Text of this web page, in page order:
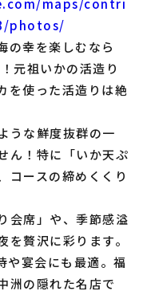
photos/
の幸を楽しむなら
元祖いかの活造り
を使った活造りは絶
うな鮮度抜群の一
ん！特に「いか天ぷ
コースの締めくくり
会席」や、季節感溢
贅沢に彩ります。
や宴会にも最適。福
洲の隠れた名店で